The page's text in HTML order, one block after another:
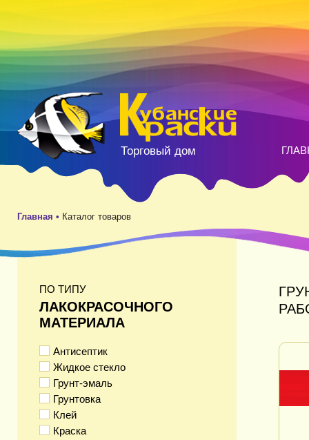
Торговый дом
Главная • Каталог товаров
ПО ТИПУ
ЛАКОКРАСОЧНОГО
МАТЕРИАЛА
Антисептик
Жидкое стекло
Грунт-эмаль
Грунтовка
Клей
Краска